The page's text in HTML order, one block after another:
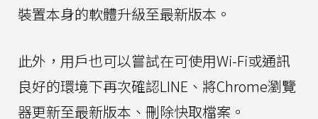
裝置本身的軟體升級至最新版本。
此外，用戶也可以嘗試在可使用Wi-Fi或通訊
良好的環境下再次確認LINE、將Chrome瀏覽
器更新至最新版本、刪除快取檔案。